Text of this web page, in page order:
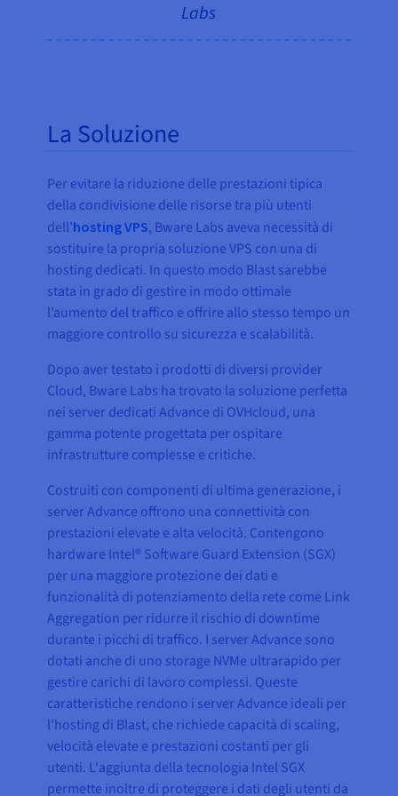
Labs
La Soluzione
Per evitare la riduzione delle prestazioni tipica
della condivisione delle risorse tra più utenti
dell’hosting VPS, Bware Labs aveva necessità di
sostituire la propria soluzione VPS con una di
hosting dedicati. In questo modo Blast sarebbe
stata in grado di gestire in modo ottimale
l’aumento del traffico e offrire allo stesso tempo un
maggiore controllo su sicurezza e scalabilità.
Dopo aver testato i prodotti di diversi provider
Cloud, Bware Labs ha trovato la soluzione perfetta
nei server dedicati Advance di OVHcloud, una
gamma potente progettata per ospitare
infrastrutture complesse e critiche.
Costruiti con componenti di ultima generazione, i
server Advance offrono una connettività con
prestazioni elevate e alta velocità. Contengono
hardware Intel® Software Guard Extension (SGX)
per una maggiore protezione dei dati e
funzionalità di potenziamento della rete come Link
Aggregation per ridurre il rischio di downtime
durante i picchi di traffico. I server Advance sono
dotati anche di uno storage NVMe ultrarapido per
gestire carichi di lavoro complessi. Queste
caratteristiche rendono i server Advance ideali per
l’hosting di Blast, che richiede capacità di scaling,
velocità elevate e prestazioni costanti per gli
utenti. L'aggiunta della tecnologia Intel SGX
permette inoltre di proteggere i dati degli utenti da